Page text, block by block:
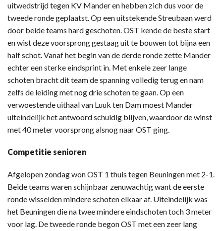
uitwedstrijd tegen KV Mander en hebben zich dus voor de
tweede ronde geplaatst. Op een uitstekende Streubaan werd
door beide teams hard geschoten. OST kende de beste start
en wist deze voorsprong gestaag uit te bouwen tot bijna een
half schot. Vanaf het begin van de derde ronde zette Mander
echter een sterke eindsprint in. Met enkele zeer lange
schoten bracht dit team de spanning volledig terug en nam
zelfs de leiding met nog drie schoten te gaan. Op een
verwoestende uithaal van Luuk ten Dam moest Mander
uiteindelijk het antwoord schuldig blijven, waardoor de winst
met 40 meter voorsprong alsnog naar OST ging.
Competitie senioren
Afgelopen zondag won OST 1 thuis tegen Beuningen met 2-1.
Beide teams waren schijnbaar zenuwachtig want de eerste
ronde wisselden mindere schoten elkaar af. Uiteindelijk was
het Beuningen die na twee mindere eindschoten toch 3 meter
voor lag. De tweede ronde begon OST met een zeer lang